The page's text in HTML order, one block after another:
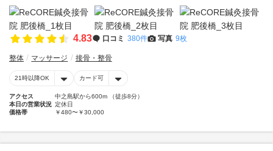
4.83 口コミ 380件 写真 9枚
整体 マッサージ 接骨・整骨
21時以降OK カード可
アクセス
中之島駅から600m （徒歩8分）
本日の営業状況 定休日
価格帯
￥480〜￥30,000